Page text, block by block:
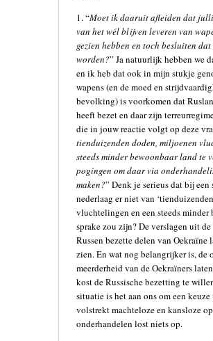
1. “Moet ik daaruit afleiden dat
van het wél blijven leveren van
gezien hebben en toch besluiten
worden?” Ja natuurlijk hebben we
en ik heb dat ook in mijn stukje
wapens (en de moed en
bevolking) is voorkomen dat
heeft bezet en daar zijn
die in jouw reactie volgt op deze
tienduizenden doden, miljoenen
steeds minder bewoonbaar land te
pogingen om daar via
maken?” Denk je serieus dat bij een
nederlaag er niet van
vluchtelingen en een steeds minder
sprake zou zijn? De verslagen uit
Russen bezette delen van Oekraïne
zien. En wat nog belangrijker is, de
meerderheid van de Oekraïners
kost de Russische bezetting te
situatie is het aan ons om een keuze
volstrekt machteloze en kansloze
onderhandelen lost niets op.